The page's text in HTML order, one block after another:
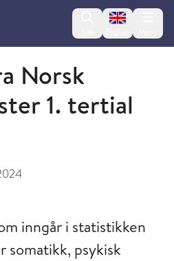
Change
Norsk
1. tertial
inngår i statistikken
somatikk, psykisk